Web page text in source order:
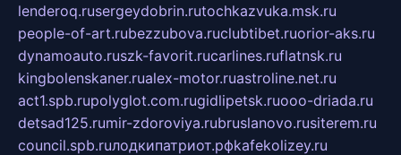
lenderoq.rusergeydobrin.rutochkazvuka.msk.ru
people-of-art.rubezzubova.ruclubtibet.ruorior-aks.ru
dynamoauto.ruszk-favorit.rucarlines.ruflatnsk.ru
kingbolenskaner.rualex-motor.ruastroline.net.ru
act1.spb.rupolyglot.com.rugidlipetsk.ruooo-driada.ru
detsad125.rumir-zdoroviya.rubruslanovo.rusiterem.ru
council.spb.ruлодкипатриот.рфkafekolizey.ru